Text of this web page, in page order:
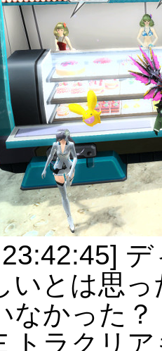
とは思っ
なかった
トラクリ